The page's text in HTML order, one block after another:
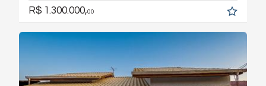
R$ 1.300.000,00